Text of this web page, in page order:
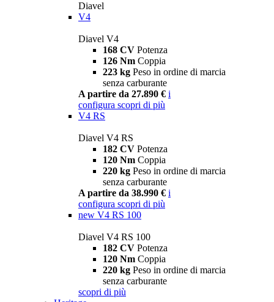
Diavel
V4
Diavel V4
168 CV Potenza
126 Nm Coppia
223 kg Peso in ordine di marcia
senza carburante
A partire da 27.890 € i
configura scopri di più
V4 RS
Diavel V4 RS
182 CV Potenza
120 Nm Coppia
220 kg Peso in ordine di marcia
senza carburante
A partire da 38.990 € i
configura scopri di più
new V4 RS 100
Diavel V4 RS 100
182 CV Potenza
120 Nm Coppia
220 kg Peso in ordine di marcia
senza carburante
scopri di più